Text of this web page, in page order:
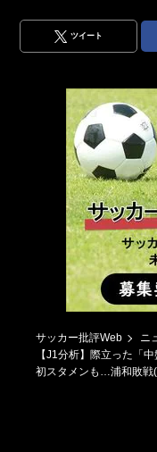
ツイート
サッカー批評Web ニ
【J1分析】際立った「
初スタメンも…浦和敗戦